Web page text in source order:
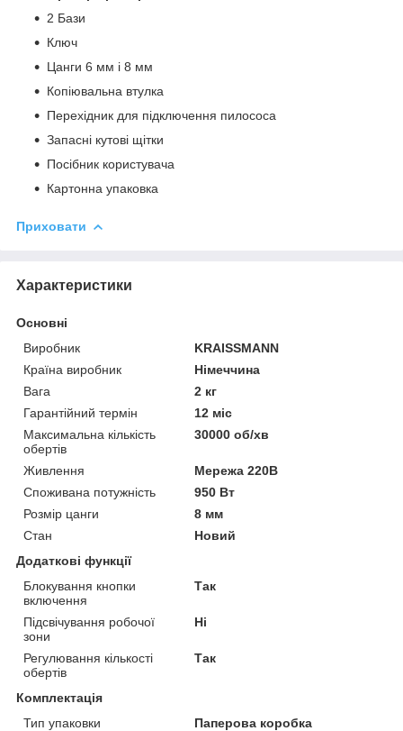
2 Бази
Ключ
Цанги 6 мм і 8 мм
Копіювальна втулка
Перехідник для підключення пилососа
Запасні кутові щітки
Посібник користувача
Картонна упаковка
Приховати
Характеристики
Основні
Виробник
KRAISSMANN
Країна виробник
Німеччина
Вага
2 кг
Гарантійний термін
12 міс
Максимальна кількість
обертів
30000 об/хв
Живлення
Мережа 220В
Споживана потужність
950 Вт
Розмір цанги
8 мм
Стан
Новий
Додаткові функції
Блокування кнопки
включення
Так
Підсвічування робочої
зони
Ні
Регулювання кількості
обертів
Так
Комплектація
Тип упаковки
Паперова коробка